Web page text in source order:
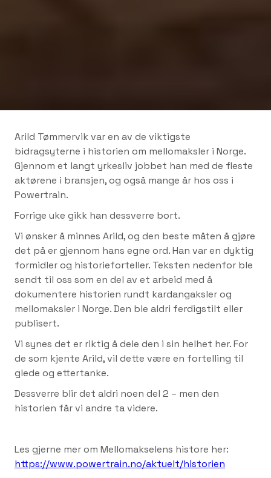
Arild Tømmervik var en av de viktigste
bidragsyterne i historien om mellomaksler i Norge.
Gjennom et langt yrkesliv jobbet han med de fleste
aktørene i bransjen, og også mange år hos oss i
Powertrain.
Forrige uke gikk han dessverre bort.
Vi ønsker å minnes Arild, og den beste måten å gjøre
det på er gjennom hans egne ord. Han var en dyktig
formidler og historieforteller. Teksten nedenfor ble
sendt til oss som en del av et arbeid med å
dokumentere historien rundt kardangaksler og
mellomaksler i Norge. Den ble aldri ferdigstilt eller
publisert.
Vi synes det er riktig å dele den i sin helhet her. For
de som kjente Arild, vil dette være en fortelling til
glede og ettertanke.
Dessverre blir det aldri noen del 2 – men den
historien får vi andre ta videre.
Les gjerne mer om Mellomakselens histore her:
https://www.powertrain.no/aktuelt/historien